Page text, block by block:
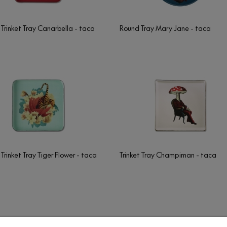
Tray Canarbella - taca Round Tray Mary Jane - taca
Tray Tiger Flower - taca Trinket Tray Champiman - taca